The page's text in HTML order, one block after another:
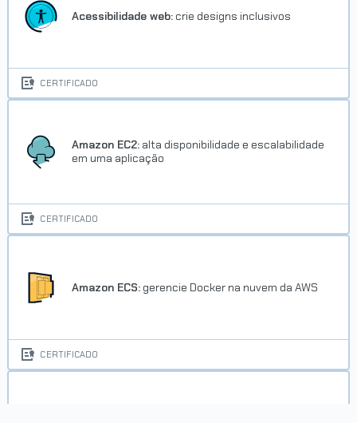
Pentaho
Acessibilidade web: crie designs inclusivos
CERTIFICADO
Amazon EC2: alta disponibilidade e escalabilidade
em uma aplicação
CERTIFICADO
Amazon ECS: gerencie Docker na nuvem da AWS
CERTIFICADO